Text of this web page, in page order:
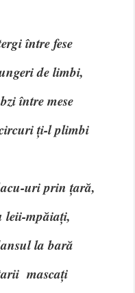
între fese
de limbi,
între mese
ți-l plimbi
uri prin țară,
leii-mpăiați,
la bară
mascați